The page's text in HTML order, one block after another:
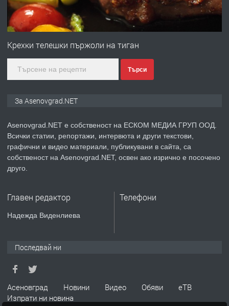
преди 1 година
ПРЕДЛАГА
Професионална зеленчукорезачка
преди 2 години
ПРЕДЛАГА
Давам индивидуалани уроци по
ремонт на покриви
ПРЕДЛАГА Висококачествени Целофанови
Крехки телешки пържоли на тиган
Търси
За Asenovgrad.NET
Asenovgrad.NET е собственост на ЕСКОМ МЕДИА ГРУП ООД.
Всички статии, репортажи, интервюта и други текстови,
графични и видео материали, публикувани в сайта, са
собственост на Asenovgrad.NET, освен ако изрично е посочено
друго.
Главен редактор
Надежда Виденлиева
Телефони
Последвай ни
Асеновград Новини Видео Обяви
еТВ
Изпрати ни новина